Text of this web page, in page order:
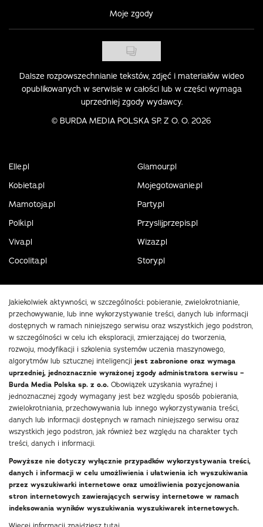
Moje zgody
Dalsze rozpowszechnianie tekstów, zdjęć i materiałów wideo
opublikowanych w serwisie w całości lub w części wymaga
uprzedniej zgody wydawcy.
© BURDA MEDIA POLSKA SP. Z O. O. 2026
Elle.pl
Glamour.pl
Kobieta.pl
Mojegotowanie.pl
Mamotoja.pl
Party.pl
Polki.pl
Przyslijprzepis.pl
Viva.pl
Wizaz.pl
Cocolita.pl
Story.pl
Jakiekolwiek aktywności, w szczególności: pobieranie, zwielokrotnianie,
przechowywanie, lub inne wykorzystywanie treści, danych lub informacji
dostępnych w ramach niniejszego serwisu oraz wszystkich jego podstron,
w szczególności w celu ich eksploracji, zmierzającej do tworzenia,
rozwoju, modyfikacji i szkolenia systemów uczenia maszynowego,
algorytmów lub sztucznej inteligencji jest zabronione oraz wymaga
uprzedniej, jednoznacznie wyrażonej zgody administratora serwisu –
Burda Media Polska sp. z o.o. Obowiązek uzyskania wyraźnej i
jednoznacznej zgody wymagany jest bez względu sposób pobierania,
zwielokrotniania, przechowywania lub innego wykorzystywania treści,
danych lub informacji dostępnych w ramach niniejszego serwisu oraz
wszystkich jego podstron, jak również bez względu na charakter tych
treści, danych i informacji.
Powyższe nie dotyczy wyłącznie przypadków wykorzystywania treści,
danych i informacji w celu umożliwienia i ułatwienia ich wyszukiwania
przez wyszukiwarki internetowe oraz umożliwienia pozycjonowania
stron internetowych zawierających serwisy internetowe w ramach
indeksowania wyników wyszukiwania wyszukiwarek internetowych.